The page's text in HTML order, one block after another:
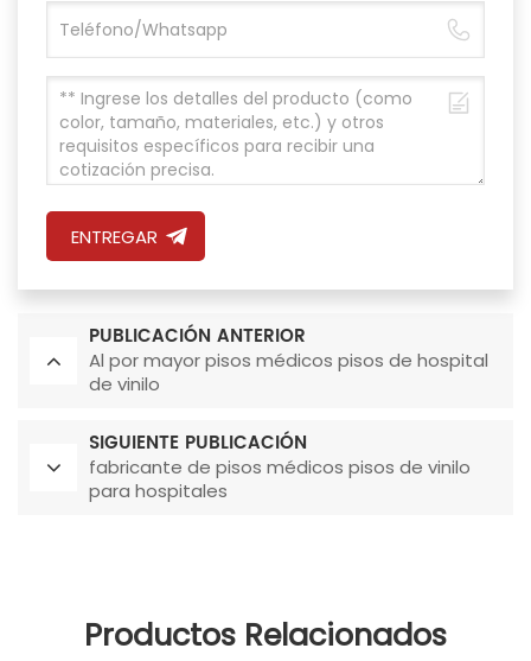
ENTREGAR
PUBLICACIÓN ANTERIOR
Al por mayor pisos médicos pisos de hospital
de vinilo
SIGUIENTE PUBLICACIÓN
fabricante de pisos médicos pisos de vinilo
para hospitales
Productos Relacionados